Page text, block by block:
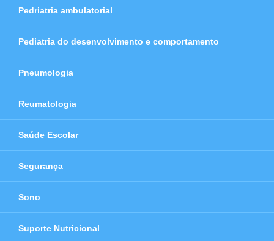
Pedriatria ambulatorial
Pediatria do desenvolvimento e comportamento
Pneumologia
Reumatologia
Saúde Escolar
Segurança
Sono
Suporte Nutricional